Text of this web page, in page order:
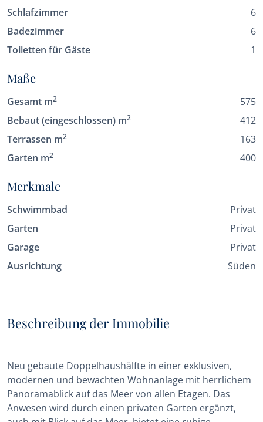
Schlafzimmer
6
Badezimmer
6
Toiletten für Gäste
1
Maße
Gesamt m2
575
Bebaut (eingeschlossen) m2
412
Terrassen m2
163
Garten m2 400
Merkmale
Schwimmbad
Privat
Garten
Privat
Garage
Privat
Ausrichtung
Süden
Beschreibung der Immobilie
Neu gebaute Doppelhaushälfte in einer exklusiven,
modernen und bewachten Wohnanlage mit herrlichem
Panoramablick auf das Meer von allen Etagen. Das
Anwesen wird durch einen privaten Garten ergänzt,